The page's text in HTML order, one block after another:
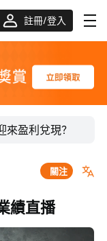
註冊/登入
迎新驚喜賞 股票/BTC等任你揀!
盈利兌現？
關注
績直播